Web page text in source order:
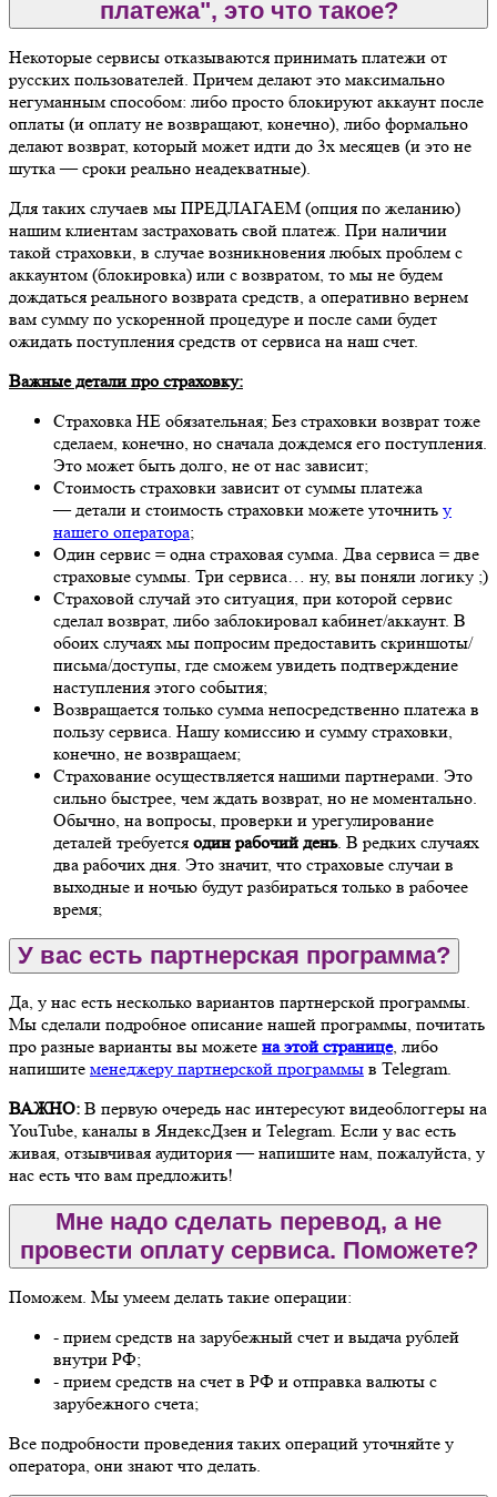
платежа", это что такое?
Некоторые сервисы отказываются принимать платежи от
русских пользователей. Причем делают это максимально
негуманным способом: либо просто блокируют аккаунт после
оплаты (и оплату не возвращают, конечно), либо формально
делают возврат, который может идти до 3х месяцев (и это не
шутка — сроки реально неадекватные).
Для таких случаев мы ПРЕДЛАГАЕМ (опция по желанию)
нашим клиентам застраховать свой платеж. При наличии
такой страховки, в случае возникновения любых проблем с
аккаунтом (блокировка) или с возвратом, то мы не будем
дождаться реального возврата средств, а оперативно вернем
вам сумму по ускоренной процедуре и после сами будет
ожидать поступления средств от сервиса на наш счет.
Важные детали про страховку:
Страховка НЕ обязательная; Без страховки возврат тоже
сделаем, конечно, но сначала дождемся его поступления.
Это может быть долго, не от нас зависит;
Стоимость страховки зависит от суммы платежа
— детали и стоимость страховки можете уточнить у
нашего оператора;
Один сервис = одна страховая сумма. Два сервиса = две
страховые суммы. Три сервиса… ну, вы поняли логику ;)
Страховой случай это ситуация, при которой сервис
сделал возврат, либо заблокировал кабинет/аккаунт. В
обоих случаях мы попросим предоставить скриншоты/
письма/доступы, где сможем увидеть подтверждение
наступления этого события;
Возвращается только сумма непосредственно платежа в
пользу сервиса. Нашу комиссию и сумму страховки,
конечно, не возвращаем;
Страхование осуществляется нашими партнерами. Это
сильно быстрее, чем ждать возврат, но не моментально.
Обычно, на вопросы, проверки и урегулирование
деталей требуется один рабочий день. В редких случаях
два рабочих дня. Это значит, что страховые случаи в
выходные и ночью будут разбираться только в рабочее
время;
У вас есть партнерская программа?
Да, у нас есть несколько вариантов партнерской программы.
Мы сделали подробное описание нашей программы, почитать
про разные варианты вы можете на этой странице, либо
напишите менеджеру партнерской программы в Telegram.
ВАЖНО: В первую очередь нас интересуют видеоблоггеры на
YouTube, каналы в ЯндексДзен и Telegram. Если у вас есть
живая, отзывчивая аудитория — напишите нам, пожалуйста, у
нас есть что вам предложить!
Мне надо сделать перевод, а не
провести оплату сервиса. Поможете?
Поможем. Мы умеем делать такие операции:
- прием средств на зарубежный счет и выдача рублей
внутри РФ;
- прием средств на счет в РФ и отправка валюты с
зарубежного счета;
Все подробности проведения таких операций уточняйте у
оператора, они знают что делать.